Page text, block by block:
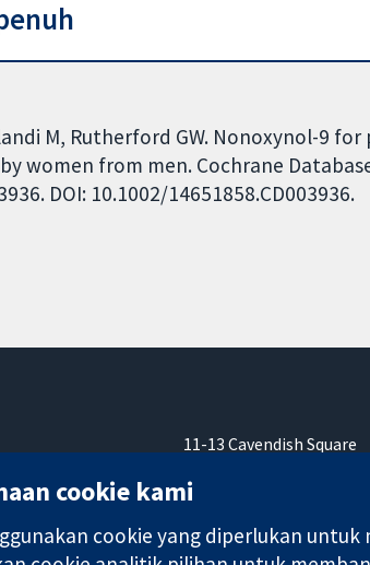
M, Rutherford GW. Nonoxynol-9
women from men. Cochrane
DOI: 10.1002/14651858.CD003936.
11-13 Cavendish Square
W1G 0AN
cookie kami
cookie yang diperlukan